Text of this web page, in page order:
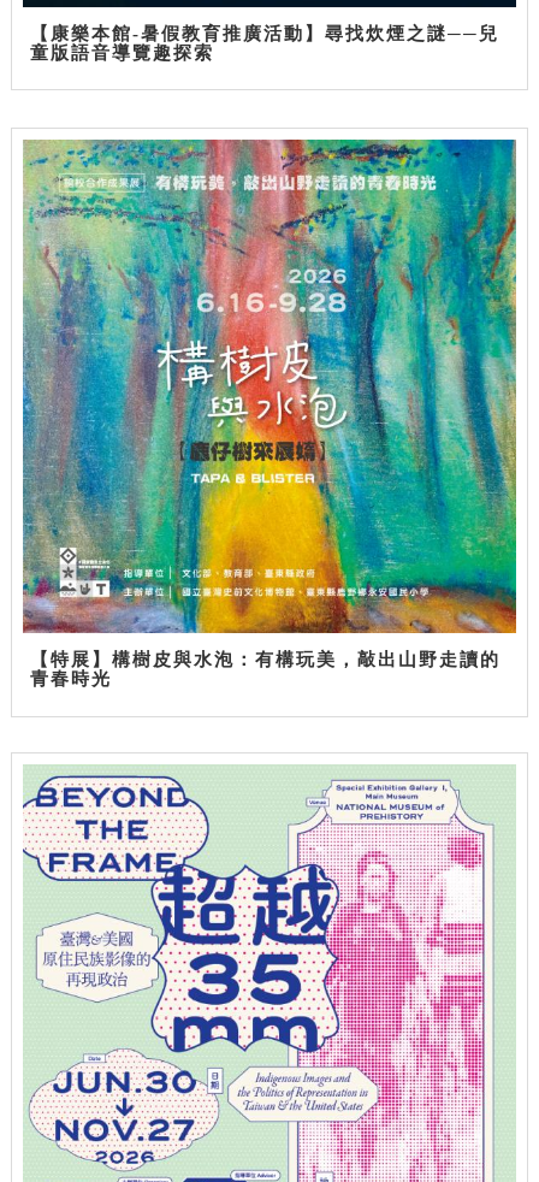
【康樂本館-暑假教育推廣活動】尋找炊煙之謎──兒
童版語音導覽趣探索
【特展】構樹皮與水泡：有構玩美，敲出山野走讀的
青春時光